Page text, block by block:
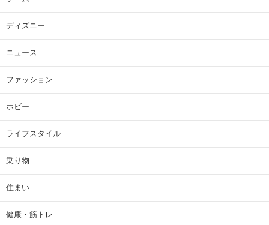
ディズニー
ニュース
ファッション
ホビー
ライフスタイル
乗り物
住まい
健康・筋トレ